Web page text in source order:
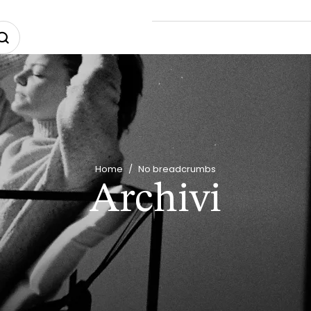
Home / No breadcrumbs
Archivi